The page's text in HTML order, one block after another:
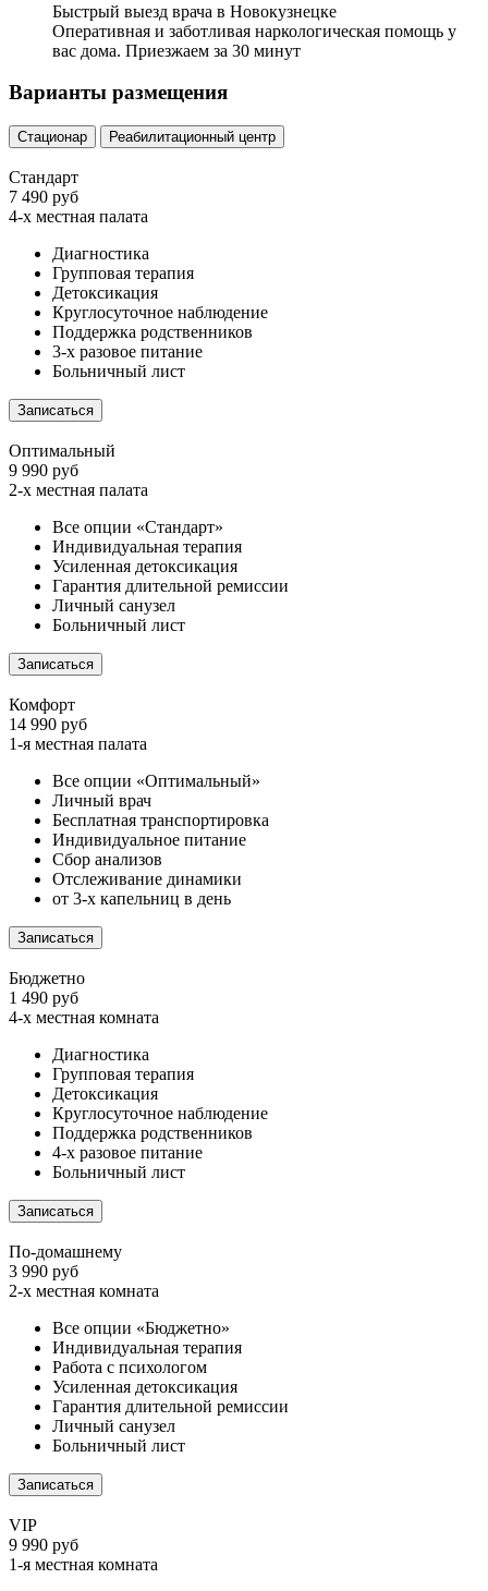
Быстрый выезд врача в Новокузнецке
Оперативная и заботливая наркологическая помощь у
вас дома. Приезжаем за 30 минут
Варианты размещения
Стационар Реабилитационный центр
Стандарт
7 490 руб
4-х местная палата
Диагностика
Групповая терапия
Детоксикация
Круглосуточное наблюдение
Поддержка родственников
3-х разовое питание
Больничный лист
Записаться
Оптимальный
9 990 руб
2-х местная палата
Все опции «Стандарт»
Индивидуальная терапия
Усиленная детоксикация
Гарантия длительной ремиссии
Личный санузел
Больничный лист
Записаться
Комфорт
14 990 руб
1-я местная палата
Все опции «Оптимальный»
Личный врач
Бесплатная транспортировка
Индивидуальное питание
Сбор анализов
Отслеживание динамики
от 3-х капельниц в день
Записаться
Бюджетно
1 490 руб
4-х местная комната
Диагностика
Групповая терапия
Детоксикация
Круглосуточное наблюдение
Поддержка родственников
4-х разовое питание
Больничный лист
Записаться
По-домашнему
3 990 руб
2-х местная комната
Все опции «Бюджетно»
Индивидуальная терапия
Работа с психологом
Усиленная детоксикация
Гарантия длительной ремиссии
Личный санузел
Больничный лист
Записаться
VIP
9 990 руб
1-я местная комната